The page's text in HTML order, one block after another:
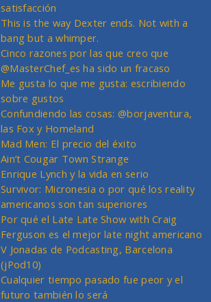
satisfacción
This is the way Dexter ends. Not with a
bang but a whimper.
Cinco razones por las que creo que
@MasterChef_es ha sido un fracaso
Me gusta lo que me gusta: escribiendo
sobre gustos
Confundiendo las cosas: @borjaventura,
las Fox y Homeland
Mad Men: El precio del éxito
Ain’t Cougar Town Strange
Enrique Lynch y la vida en serio
Survivor: Micronesia o por qué los reality
americanos son tan superiores
Por qué el Late Late Show with Craig
Ferguson es el mejor late night americano
V Jonadas de Podcasting, Barcelona
(jPod10)
Cualquier tiempo pasado fue peor y el
futuro también lo será